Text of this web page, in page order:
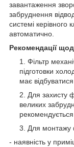
завантаження
забруднення
системі керівного
автоматично.
Рекомендації
Фільтр
підготовки
має
Для захисту
великих
Для монтажу
- наявність у